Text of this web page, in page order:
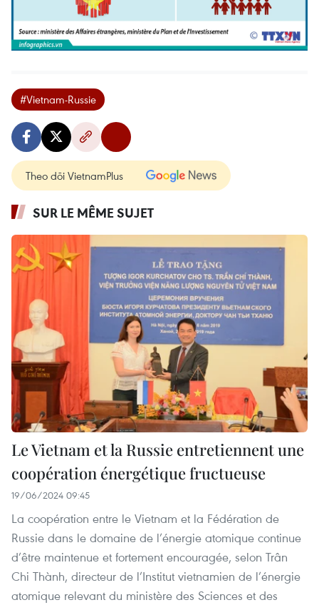
#Vietnam-Russie
Theo dõi VietnamPlus
SUR LE MÊME SUJET
Le Vietnam et la Russie entretiennent une
coopération énergétique fructueuse
19/06/2024 09:45
La coopération entre le Vietnam et la Fédération de
Russie dans le domaine de l’énergie atomique continue
d’être maintenue et fortement encouragée, selon Trân
Chi Thành, directeur de l’Institut vietnamien de l’énergie
atomique relevant du ministère des Sciences et des